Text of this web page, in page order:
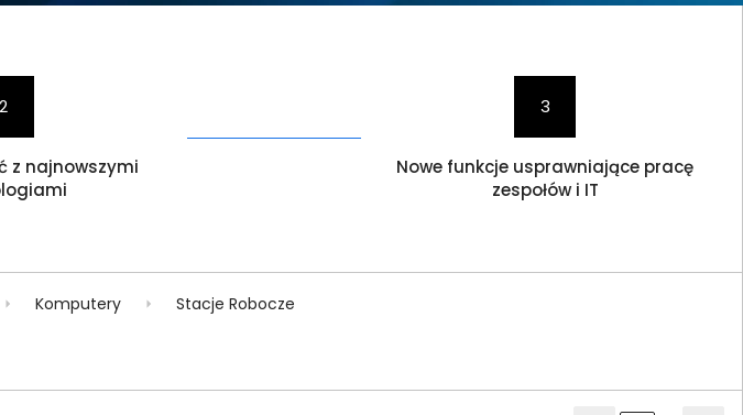
2
z najnowszymi
3
Nowe funkcje usprawniające pracę
zespołów i IT
Komputery Stacje Robocze